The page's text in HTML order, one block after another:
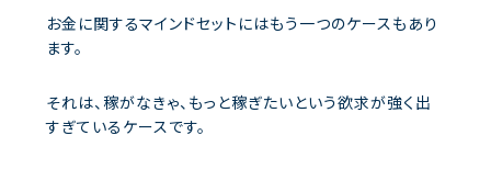
お金に関するマインドセットにはもう一つのケースもあり
ます。
それは、稼がなきゃ、もっと稼ぎたいという欲求が強く出
すぎているケースです。